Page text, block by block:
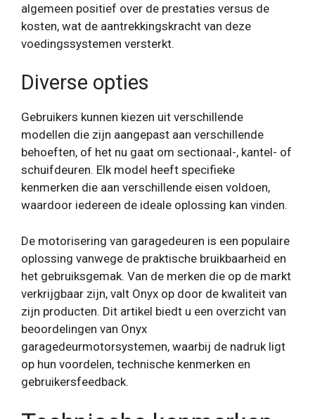
algemeen positief over de prestaties versus de
kosten, wat de aantrekkingskracht van deze
voedingssystemen versterkt.
Diverse opties
Gebruikers kunnen kiezen uit verschillende
modellen die zijn aangepast aan verschillende
behoeften, of het nu gaat om sectionaal-, kantel- of
schuifdeuren. Elk model heeft specifieke
kenmerken die aan verschillende eisen voldoen,
waardoor iedereen de ideale oplossing kan vinden.
De motorisering van garagedeuren is een populaire
oplossing vanwege de praktische bruikbaarheid en
het gebruiksgemak. Van de merken die op de markt
verkrijgbaar zijn, valt Onyx op door de kwaliteit van
zijn producten. Dit artikel biedt u een overzicht van
beoordelingen van Onyx
garagedeurmotorsystemen, waarbij de nadruk ligt
op hun voordelen, technische kenmerken en
gebruikersfeedback.